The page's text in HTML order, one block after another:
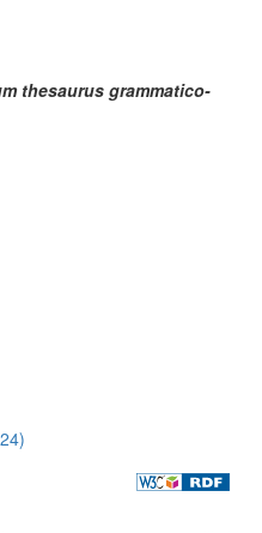
thesaurus grammatico-